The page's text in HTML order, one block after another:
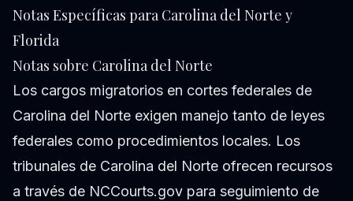
Notas Específicas para Carolina del Norte y
Florida
Notas sobre Carolina del Norte
Los cargos migratorios en cortes federales de
Carolina del Norte exigen manejo tanto de leyes
federales como procedimientos locales. Los
tribunales de Carolina del Norte ofrecen recursos
a través de NCCourts.gov para seguimiento de